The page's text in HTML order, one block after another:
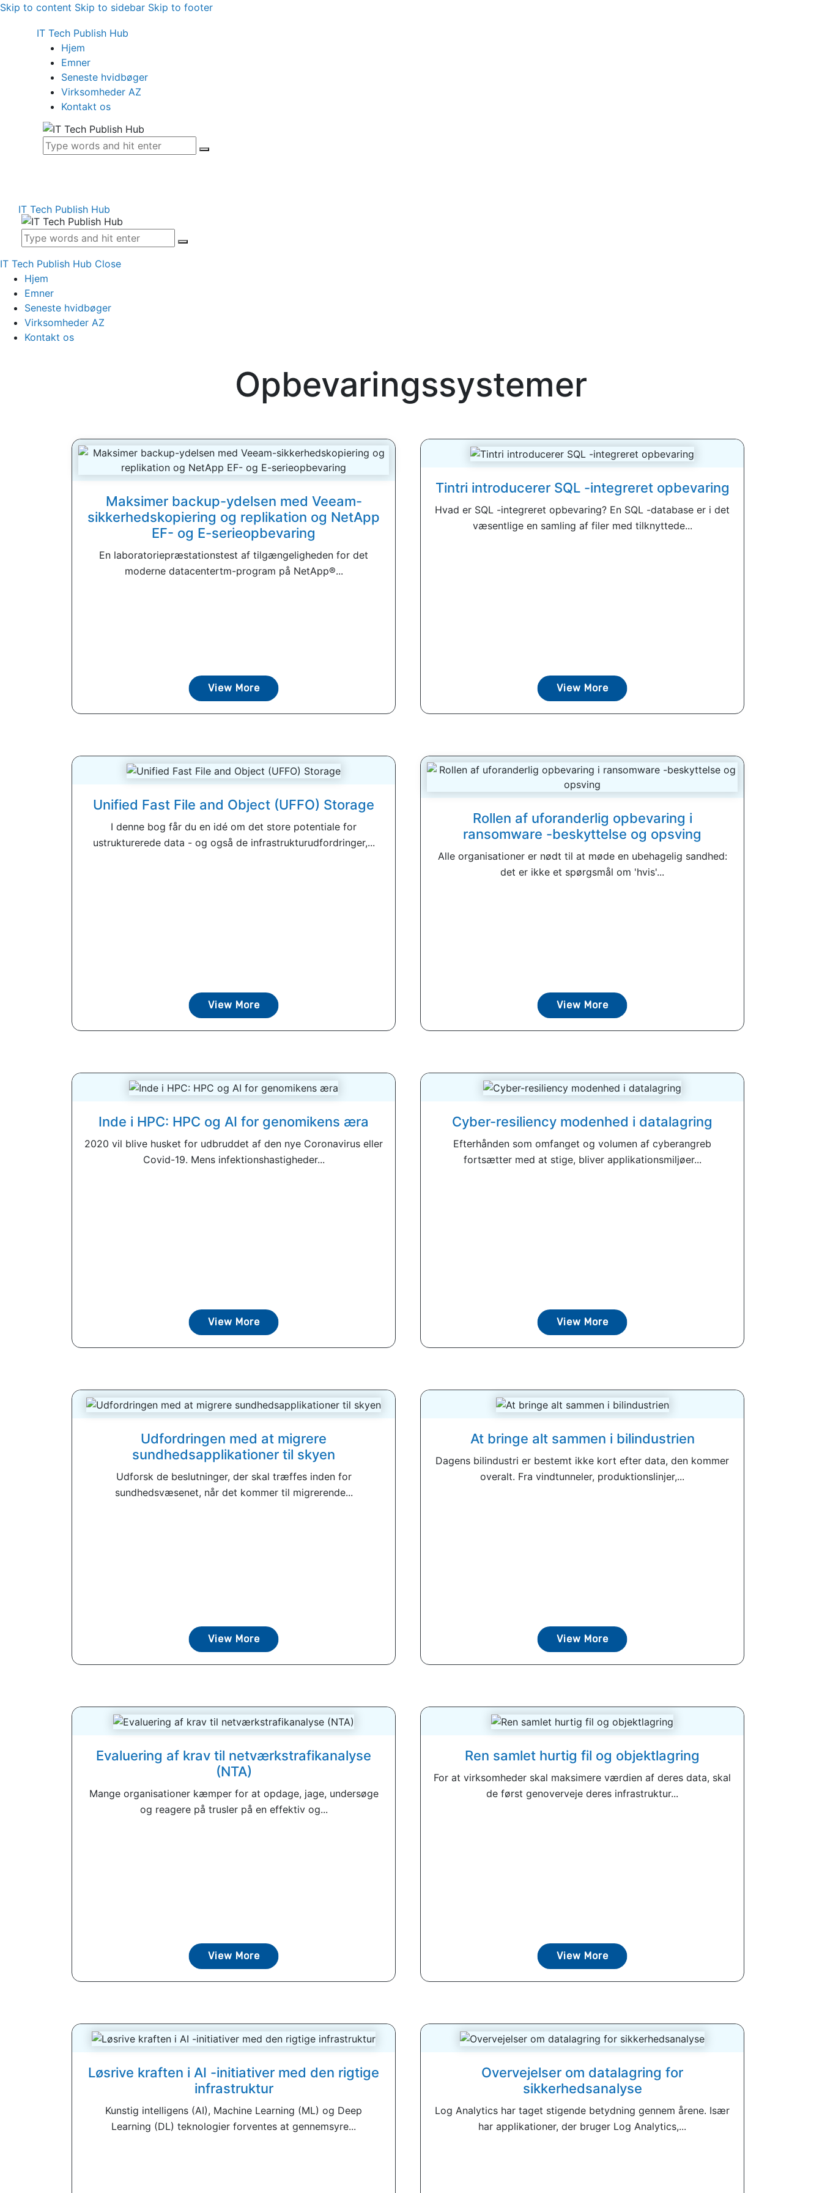
Skip to content Skip to sidebar Skip to footer
IT Tech Publish Hub
Hjem
Emner
Seneste hvidbøger
Virksomheder AZ
Kontakt os
IT Tech Publish Hub
IT Tech Publish Hub Close
Hjem
Emner
Seneste hvidbøger
Virksomheder AZ
Kontakt os
Opbevaringssystemer
Maksimer backup-ydelsen med Veeam-
sikkerhedskopiering og replikation og NetApp
EF- og E-serieopbevaring
En laboratoriepræstationstest af tilgængeligheden for det
moderne datacentertm-program på NetApp®...
View More
Tintri introducerer SQL -integreret opbevaring
Hvad er SQL -integreret opbevaring? En SQL -database er i det
væsentlige en samling af filer med tilknyttede...
View More
Unified Fast File and Object (UFFO) Storage
I denne bog får du en idé om det store potentiale for
ustrukturerede data - og også de infrastrukturudfordringer,...
View More
Rollen af ​​uforanderlig opbevaring i
ransomware -beskyttelse og opsving
Alle organisationer er nødt til at møde en ubehagelig sandhed:
det er ikke et spørgsmål om 'hvis'...
View More
Inde i HPC: HPC og AI for genomikens æra
2020 vil blive husket for udbruddet af den nye Coronavirus eller
Covid-19. Mens infektionshastigheder...
View More
Cyber-resiliency modenhed i datalagring
Efterhånden som omfanget og volumen af ​​cyberangreb
fortsætter med at stige, bliver applikationsmiljøer...
View More
Udfordringen med at migrere
sundhedsapplikationer til skyen
Udforsk de beslutninger, der skal træffes inden for
sundhedsvæsenet, når det kommer til migrerende...
View More
At bringe alt sammen i bilindustrien
Dagens bilindustri er bestemt ikke kort efter data, den kommer
overalt. Fra vindtunneler, produktionslinjer,...
View More
Evaluering af krav til netværkstrafikanalyse
(NTA)
Mange organisationer kæmper for at opdage, jage, undersøge
og reagere på trusler på en effektiv og...
View More
Ren samlet hurtig fil og objektlagring
For at virksomheder skal maksimere værdien af ​​deres data, skal
de først genoverveje deres infrastruktur...
View More
Løsrive kraften i AI -initiativer med den rigtige
infrastruktur
Kunstig intelligens (AI), Machine Learning (ML) og Deep
Learning (DL) teknologier forventes at gennemsyre...
Overvejelser om datalagring for
sikkerhedsanalyse
Log Analytics har taget stigende betydning gennem årene. Især
har applikationer, der bruger Log Analytics,...